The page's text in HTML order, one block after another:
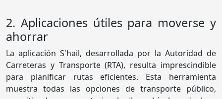
2. Aplicaciones útiles para moverse y
ahorrar
La aplicación S'hail, desarrollada por la Autoridad de
Carreteras y Transporte (RTA), resulta imprescindible
para planificar rutas eficientes. Esta herramienta
muestra todas las opciones de transporte público,